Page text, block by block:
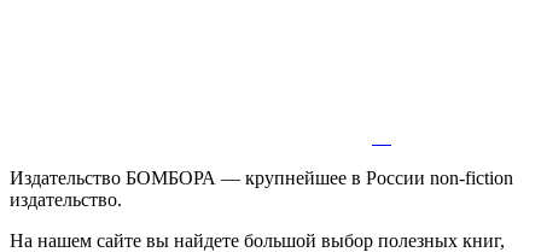
Издательство БОМБОРА — крупнейшее в России non-fiction
издательство.
На нашем сайте вы найдете большой выбор полезных книг,